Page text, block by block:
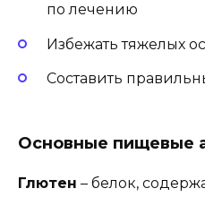
по лечению
Избежать тяжелых
Составить
Основные пищевые
Глютен – белок,